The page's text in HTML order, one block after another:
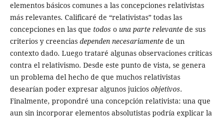
elementos básicos comunes a las concepciones relativistas
más relevantes. Calificaré de “relativistas” todas las
concepciones en las que todos o una parte relevante de sus
criterios y creencias dependen necesariamente de un
contexto dado. Luego trataré algunas observaciones críticas
contra el relativismo. Desde este punto de vista, se genera
un problema del hecho de que muchos relativistas
desearían poder expresar algunos juicios objetivos.
Finalmente, propondré una concepción relativista: una que
aun sin incorporar elementos absolutistas podría explicar la